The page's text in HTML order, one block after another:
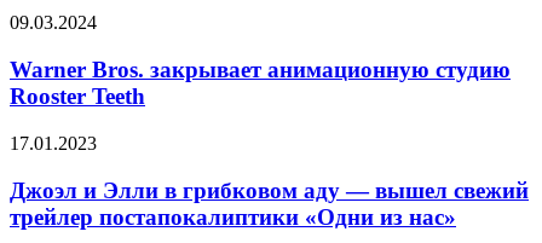
«Трансформеров:
Warner
закрывает
анимационную
студию
Teeth
09.03.2024
Warner Bros. закрывает анимационную студию
Rooster Teeth
Джоэл
Элли
в
грибковом
17.01.2023
Джоэл и Элли в грибковом аду — вышел свежий
трейлер постапокалиптики «Одни из нас»